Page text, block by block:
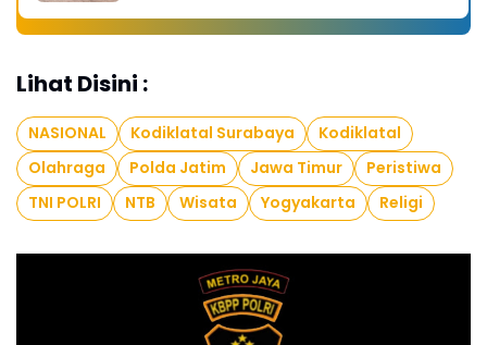
Lihat Disini :
NASIONAL Kodiklatal Surabaya
Kodiklatal
Olahraga
Polda Jatim Jawa Timur
Peristiwa
TNI POLRI
NTB Wisata Yogyakarta Religi